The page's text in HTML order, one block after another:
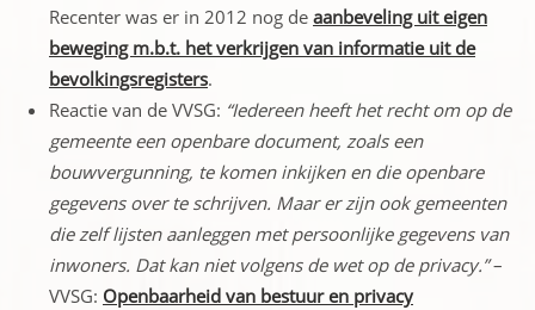
Recenter was er in 2012 nog de aanbeveling uit eigen
beweging m.b.t. het verkrijgen van informatie uit de
bevolkingsregisters.
Reactie van de VVSG: “Iedereen heeft het recht om op de
gemeente een openbare document, zoals een
bouwvergunning, te komen inkijken en die openbare
gegevens over te schrijven. Maar er zijn ook gemeenten
die zelf lijsten aanleggen met persoonlijke gegevens van
inwoners. Dat kan niet volgens de wet op de privacy.”–
VVSG: Openbaarheid van bestuur en privacy